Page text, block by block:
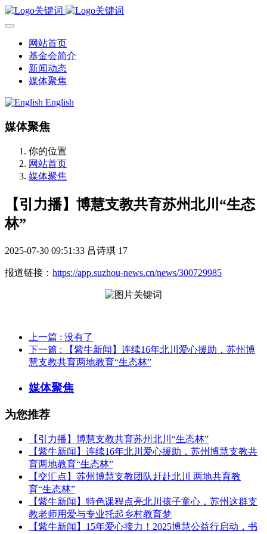
网站首页
基金会简介
新闻动态
媒体聚焦
English
媒体聚焦
你的位置
网站首页
媒体聚焦
【引力播】博慧支教共育苏州北川“生态
林”
2025-07-30 09:51:33 吕诗琪 17
报道链接： https://app.suzhou-news.cn/news/300729985
上一篇 : 没有了
下一篇 : 【紫牛新闻】连续16年北川爱心援助，苏州博
慧支教共育两地教育“生态林”
媒体聚焦
为您推荐
【引力播】博慧支教共育苏州北川“生态林”
【紫牛新闻】连续16年北川爱心援助，苏州博慧支教共
育两地教育“生态林”
【交汇点】苏州博慧支教团队赶赴北川 两地共育教
育“生态林”
【紫牛新闻】特色课程点亮北川孩子童心，苏州这群支
教老师用爱与专业托起乡村教育梦
【紫牛新闻】15年爱心接力！2025博慧公益行启动，书